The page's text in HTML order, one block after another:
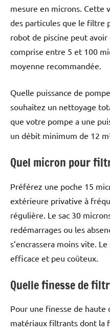
mesure en microns. Cette
des particules que le filtre
robot de piscine peut
comprise entre 5 et 100
moyenne recommandée.
Quelle puissance de
souhaitez un nettoyage
que votre pompe a une
un débit minimum de 12
Quel micron pour
Préférez une poche 15
extérieure privative à
régulière. Le sac 30
redémarrages ou les
s’encrassera moins vite.
efficace et peu coûteux.
Quelle finesse de
Pour une finesse de haute
matériaux filtrants dont la